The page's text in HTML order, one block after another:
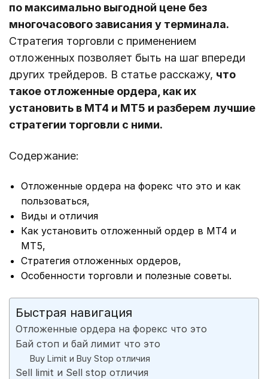
по максимально выгодной цене без
многочасового зависания у терминала.
Стратегия торговли с применением
отложенных позволяет быть на шаг впереди
других трейдеров. В статье расскажу, что
такое отложенные ордера, как их
установить в MT4 и MT5 и разберем лучшие
стратегии торговли с ними.
Содержание:
Отложенные ордера на форекс что это и как
пользоваться,
Виды и отличия
Как установить отложенный ордер в МТ4 и
МТ5,
Стратегия отложенных ордеров,
Особенности торговли и полезные советы.
Быстрая навигация
Отложенные ордера на форекс что это
Бай стоп и бай лимит что это
Buy Limit и Buy Stop отличия
Sell limit и Sell stop отличия